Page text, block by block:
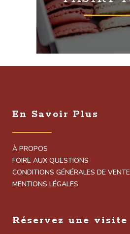
En Savoir Plus
À PROPOS
FOIRE AUX QUESTIONS
CONDITIONS GÉNÉRALES DE VENTE
MENTIONS LÉGALES
Réservez une visite